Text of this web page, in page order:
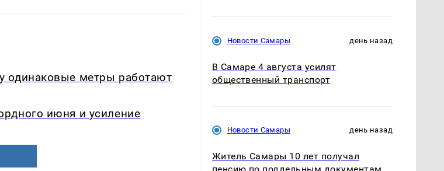
одинаковые метры работают
июня и усиление
Новости Самары день назад
В Самаре 4 августа усилят
общественный транспорт
Новости Самары день назад
Житель Самары 10 лет получал